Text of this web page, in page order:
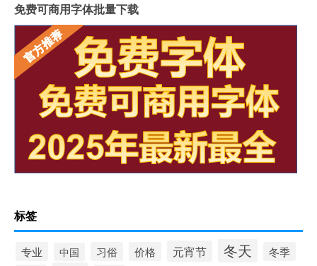
免费可商用字体批量下载
标签
专业 中国 习俗 价格 元宵节 冬天 冬季